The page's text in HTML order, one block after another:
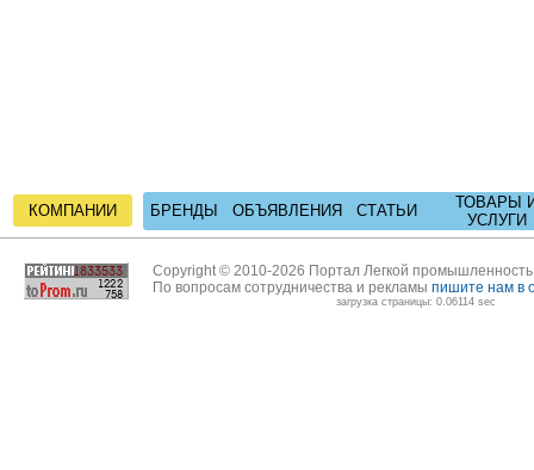
КОМПАНИИ БРЕНДЫ ОБЪЯВЛЕНИЯ СТАТЬИ
ТОВАРЫ
УСЛУГИ
Copyright © 2010-2026 Портал Легкой
По вопросам сотрудничества и рекламы пишите нам в
загрузка страницы: 0.06114 sec